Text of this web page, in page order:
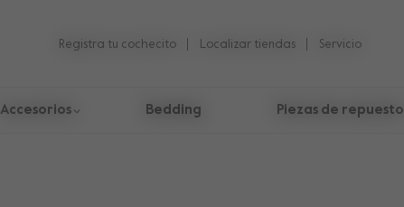
Registra tu cochecito Localizar tiendas Servicio
Accesorios Bedding Piezas de repuesto